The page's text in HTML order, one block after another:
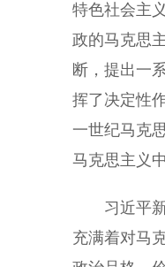
特色社会主
政的马克思
断，提出一
挥了决定性
一世纪马克
马克思主义
习近平新
充满着对马